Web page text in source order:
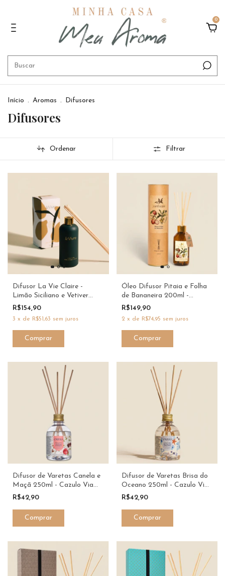
0
Início . Aromas . Difusores
Difusores
Ordenar Filtrar
Difusor La Vie Claire -
Limão Siciliano e Vetiver
250ml - Le Vivre
R$154,90
3 x de R$51,63 sem juros
Óleo Difusor Pitaia e Folha
de Bananeira 200ml -
Jordanie
R$149,90
2 x de R$74,95 sem juros
Difusor de Varetas Canela e
Maçã 250ml - Cazulo Via
Aroma
R$42,90
Difusor de Varetas Brisa do
Oceano 250ml - Cazulo Via
Aroma
R$42,90